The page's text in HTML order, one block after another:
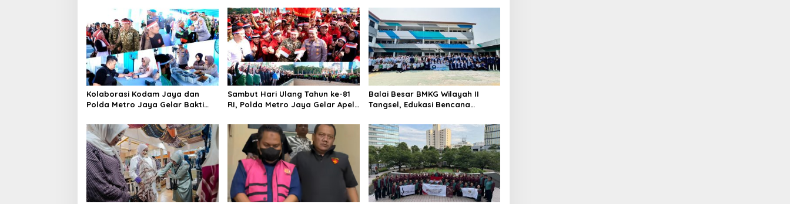
Kolaborasi Kodam Jaya dan
Polda Metro Jaya Gelar Bakti
Sambut Hari Ulang Tahun ke-81
RI, Polda Metro Jaya Gelar Apel
Balai Besar BMKG Wilayah II
Tangsel, Edukasi Bencana
kepada pelajar UPTD SMPN 23